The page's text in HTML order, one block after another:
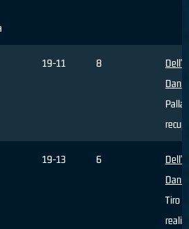
19-11 8
Palla
19-13 6
Tiro